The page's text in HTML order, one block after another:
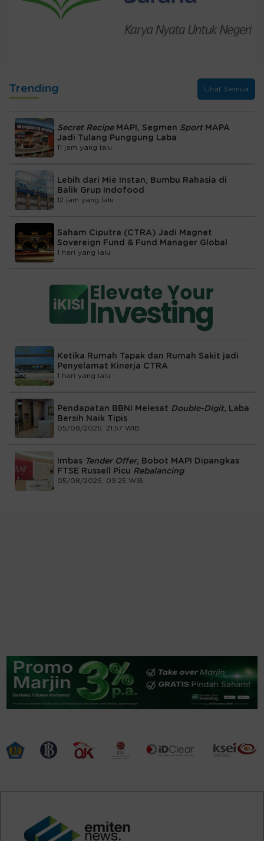
Trending Lihat Semua
Secret RecipeMAPI, Segmen Sport MAPA
Jadi Tulang Punggung Laba
11 jam yang lalu
Lebih dari Mie Instan, Bumbu Rahasia di
Balik Grup Indofood
12 jam yang lalu
Saham Ciputra (CTRA) Jadi Magnet
Sovereign Fund & Fund Manager Global
1 hari yang lalu
Ketika Rumah Tapak dan Rumah Sakit jadi
Penyelamat Kinerja CTRA
1 hari yang lalu
Pendapatan BBNI Melesat Double-Digit, Laba
Bersih Naik Tipis
05/08/2026, 21:57 WIB
Imbas Tender Offer, Bobot MAPI Dipangkas
FTSE Russell Picu Rebalancing
05/08/2026, 09:25 WIB